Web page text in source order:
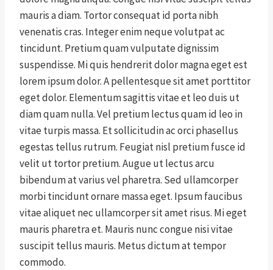
mauris a diam. Tortor consequat id porta nibh
venenatis cras. Integer enim neque volutpat ac
tincidunt. Pretium quam vulputate dignissim
suspendisse. Mi quis hendrerit dolor magna eget est
lorem ipsum dolor. A pellentesque sit amet porttitor
eget dolor. Elementum sagittis vitae et leo duis ut
diam quam nulla. Vel pretium lectus quam id leo in
vitae turpis massa. Et sollicitudin ac orci phasellus
egestas tellus rutrum. Feugiat nisl pretium fusce id
velit ut tortor pretium. Augue ut lectus arcu
bibendum at varius vel pharetra. Sed ullamcorper
morbi tincidunt ornare massa eget. Ipsum faucibus
vitae aliquet nec ullamcorper sit amet risus. Mi eget
mauris pharetra et. Mauris nunc congue nisi vitae
suscipit tellus mauris. Metus dictum at tempor
commodo.